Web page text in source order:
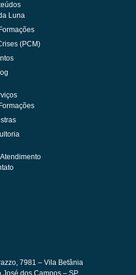
Luna
(PCM)
7981 – Vila Betânia
dos Campos – SP